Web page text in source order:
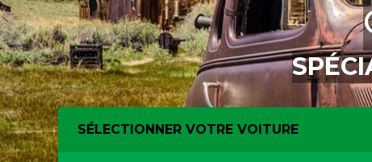
SÉLECTIONNER VOTRE VOITURE